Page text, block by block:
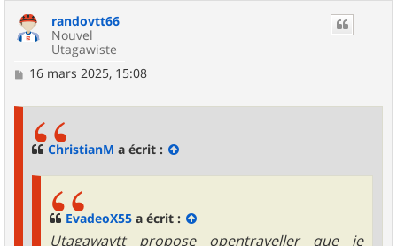
randovtt66
Nouvel
Utagawiste
M16 mars 2025, 15:08
ChristianM a écrit :
EvadeoX55 a écrit :
Utagawavtt propose opentraveller que je